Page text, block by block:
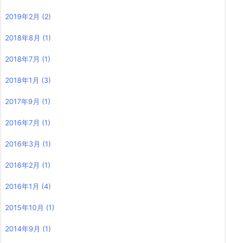
2019年2月 (2)
2018年8月 (1)
2018年7月 (1)
2018年1月 (3)
2017年9月 (1)
2016年7月 (1)
2016年3月 (1)
2016年2月 (1)
2016年1月 (4)
2015年10月 (1)
2014年9月 (1)